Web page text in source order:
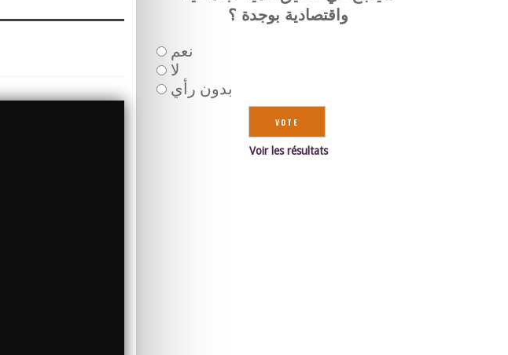
واقتصادية بوجدة ؟
نعم
لا
بدون رأي
Voir les résultats